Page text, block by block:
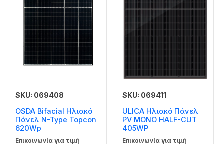
SKU: 069408
OSDA Bifacial Ηλιακό
Πάνελ N-Type Topcon
620Wp
Επικοινωνία για τιμή
SKU: 069411
ULICA Ηλιακό Πάνελ
PV MONO HALF-CUT
405WP
Επικοινωνία για τιμή